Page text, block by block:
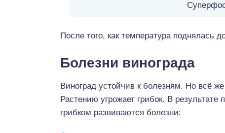
После того, как температура поднялась
Болезни винограда
Виноград устойчив к болезням. Но всё же
Растению угрожает грибок. В результате
грибком развиваются болезни: